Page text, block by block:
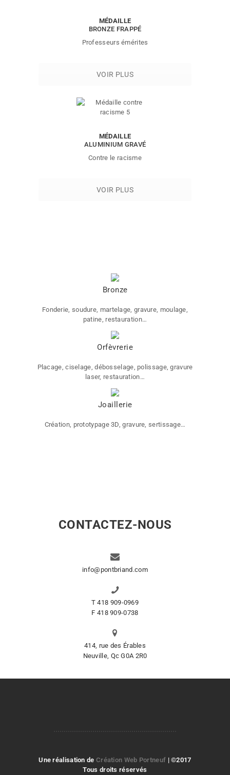
MÉDAILLE
BRONZE FRAPPÉ
Professeurs émérites
VOIR PLUS
MÉDAILLE
ALUMINIUM GRAVÉ
Contre le racisme
VOIR PLUS
Bronze
Fonderie, soudure, martelage, gravure, moulage,
patine, restauration…
Orfèvrerie
Placage, ciselage, débosselage, polissage, gravure
laser, restauration…
Joaillerie
Création, prototypage 3D, gravure, sertissage…
CONTACTEZ-NOUS
info@pontbriand.com
T 418 909-0969
F 418 909-0738
414, rue des Érables
Neuville, Qc G0A 2R0
Une réalisation de Création Web Portneuf | ©2017
Tous droits réservés